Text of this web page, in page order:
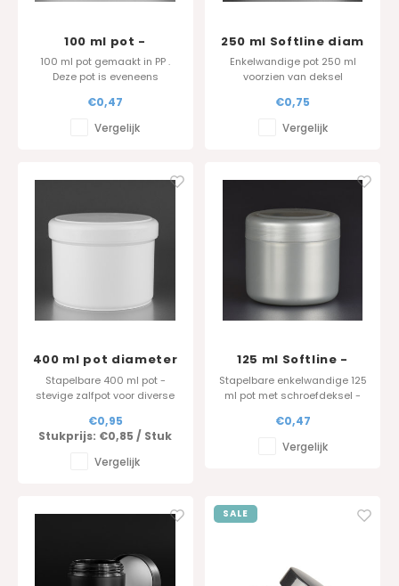
100 ml pot -
Standard Serie -
scherp deksel
100 ml pot gemaakt in PP .
Deze pot is eveneens
en 250 ml.
€0,47
Vergelijk
250 ml Softline diam
90 mm - scherp
deksel
Enkelwandige pot 250 ml
voorzien van deksel
als optie)
€0,75
Vergelijk
400 ml pot diameter
100
Stapelbare 400 ml pot -
stevige zalfpot voor diverse
€0,95
Stukprijs: €0,85 / Stuk
Vergelijk
125 ml Softline -
zilver
Stapelbare enkelwandige 125
ml pot met schroefdeksel -
€0,47
Vergelijk
SALE